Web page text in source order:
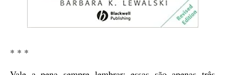
* * *